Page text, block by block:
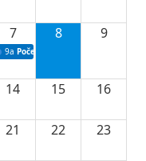
o stipendijama za
razvoju vodne infrastrukture u
7
9a Početak izgradnje nove
8 9
14 15 16
21 22 23